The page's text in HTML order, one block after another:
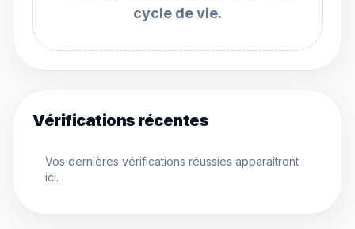
cycle de vie.
Vérifications récentes
Vos dernières vérifications réussies apparaîtront
ici.